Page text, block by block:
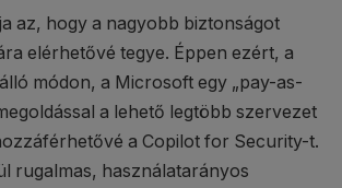
az, hogy a nagyobb biztonságot
elérhetővé tegye. Éppen ezért, a
módon, a Microsoft egy „pay-as-
a lehető legtöbb szervezet
a Copilot for Security-t.
rugalmas, használatarányos